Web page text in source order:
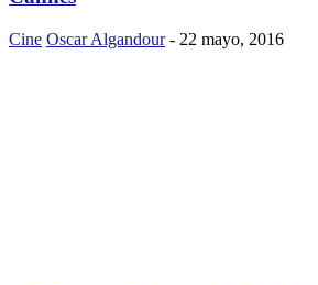
Cine Oscar Algandour - 22 mayo, 2016